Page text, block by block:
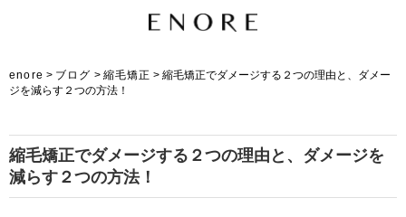
enore > ブログ > 縮毛矯正 >縮毛矯正でダメージする２つの理由と、ダメー
ジを減らす２つの方法！
縮毛矯正でダメージする２つの理由と、ダメージを
減らす２つの方法！